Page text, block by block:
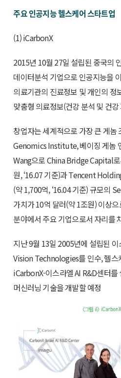
주요 인공지능 헬스케어 스타트업
(1) iCarbonX
2015년 10월 27일 설립된 중국의
데이터분석 기업으로 인공지능을
의료기관의 진료정보 및 개인의 정
맞춤형 의료정보(건강 분석 및 건
창업자는 세계적으로 가장 큰 게
Genomics Institute, 베이징 게놈
Wang으로 China Bridge Capital
원, ‘16.07 기준)과 Tencent
(약 1,700억, ‘16.04 기준) 규모의
가치가 10억 달러(약 1조원) 이상
분야에서 주요 기업으로서 자리를
지난 9월 13일 2005년에 설립된
Vision Technologies를 인수, 헬스
iCarbonX-이스라엘 AI R&D센터를
머신러닝 기술을 개발할 예정